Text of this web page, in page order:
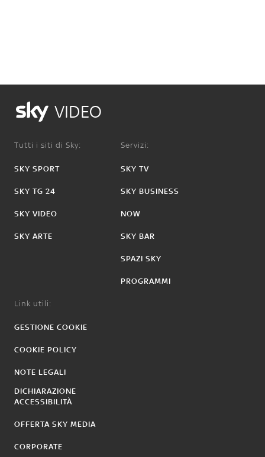
VIDEO
Tutti i siti di Sky:
SKY SPORT
SKY TG 24
SKY VIDEO
SKY ARTE
Servizi:
SKY TV
SKY BUSINESS
NOW
SKY BAR
SPAZI SKY
PROGRAMMI
Link utili:
GESTIONE COOKIE
COOKIE POLICY
NOTE LEGALI
DICHIARAZIONE
ACCESSIBILITÀ
OFFERTA SKY MEDIA
CORPORATE